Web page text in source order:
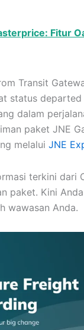
Fitur
Transit
status
dalam
paket JNE
melaluiJNE
terkini dari
paket. Kini
wawasan Anda.